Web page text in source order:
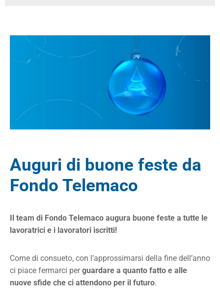
Auguri di buone feste da
Fondo Telemaco
Il team di Fondo Telemaco augura buone feste a tutte le
lavoratrici e i lavoratori iscritti!
Come di consueto, con l’approssimarsi della fine dell’anno
ci piace fermarci perguardare a quanto fatto e alle
nuove sfide che ci attendono per il futuro.